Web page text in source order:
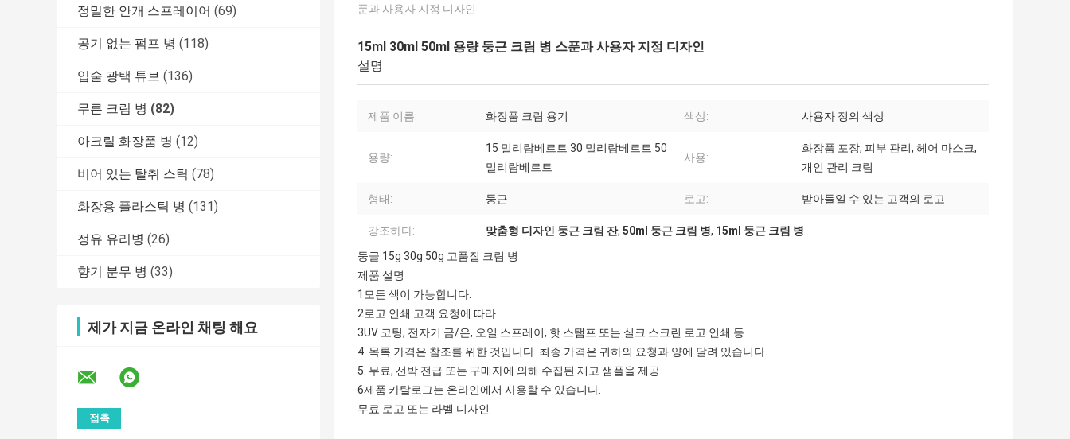
정밀한 안개 스프레이어 (69)
공기 없는 펌프 병 (118)
입술 광택 튜브 (136)
무른 크림 병 (82)
아크릴 화장품 병 (12)
비어 있는 탈취 스틱 (78)
화장용 플라스틱 병 (131)
정유 유리병 (26)
향기 분무 병 (33)
제가 지금 온라인 채팅 해요
푼과 사용자 지정 디자인
15ml 30ml 50ml 용량 둥근 크림 병 스푼과 사용자 지정 디자인
설명
제품 이름: 화장품 크림 용기 색상: 사용자 정의 색상
용량:
15 밀리람베르트 30 밀리람베르트 50
밀리람베르트
사용:
화장품 포장, 피부 관리, 헤어 마스크,
개인 관리 크림
형태: 둥근 로고: 받아들일 수 있는 고객의 로고
강조하다: 맞춤형 디자인 둥근 크림 잔, 50ml 둥근 크림 병, 15ml 둥근 크림 병
둥글 15g 30g 50g 고품질 크림 병
제품 설명
1모든 색이 가능합니다.
2로고 인쇄 고객 요청에 따라
3UV 코팅, 전자기 금/은, 오일 스프레이, 핫 스탬프 또는 실크 스크린 로고 인쇄 등
4. 목록 가격은 참조를 위한 것입니다. 최종 가격은 귀하의 요청과 양에 달려 있습니다.
5. 무료, 선박 전급 또는 구매자에 의해 수집된 재고 샘플을 제공
6제품 카탈로그는 온라인에서 사용할 수 있습니다.
무료 로고 또는 라벨 디자인